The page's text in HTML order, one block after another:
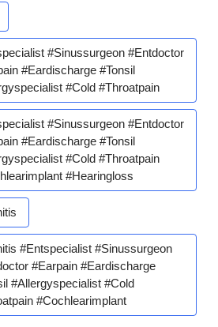
#sinussurgeon #entdoctor
#eardischarge #tonsil
#cold #throatpain
#sinussurgeon #entdoctor
#eardischarge #tonsil
#cold #throatpain
#hearingloss
#entspecialist #sinussurgeon
#earpain #eardischarge
#allergyspecialist #cold
#cochlearimplant